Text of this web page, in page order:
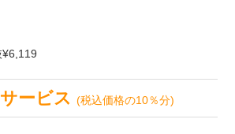
¥6,119
ービス(税込価格の10％分)